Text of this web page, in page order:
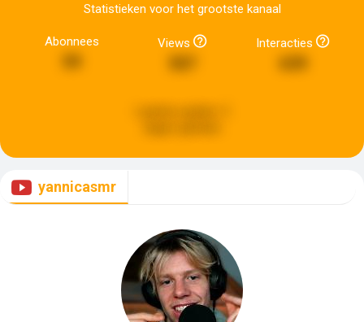
Statistieken voor het grootste kanaal
Abonnees Views Interacties
yannicasmr